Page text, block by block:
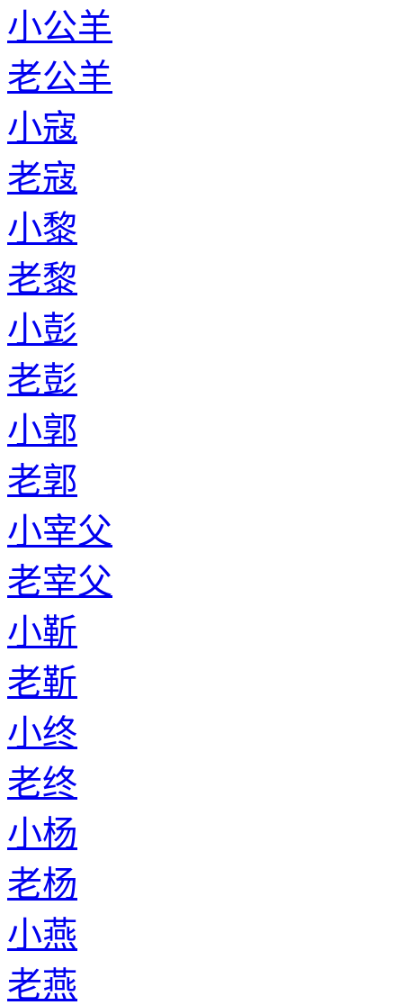
小公羊
老公羊
小寇
老寇
小黎
老黎
小彭
老彭
小郭
老郭
小宰父
老宰父
小靳
老靳
小终
老终
小杨
老杨
小燕
老燕